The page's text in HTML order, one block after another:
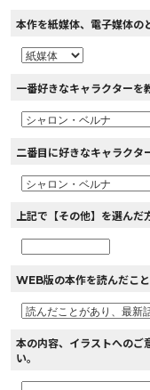
本作を紙媒体、電子媒体の
一番好きなキャラクターを
二番目に好きなキャラクタ
上記で【その他】を選んだ
WEB版の本作を読んだこ
本の内容、イラストへのご
い。